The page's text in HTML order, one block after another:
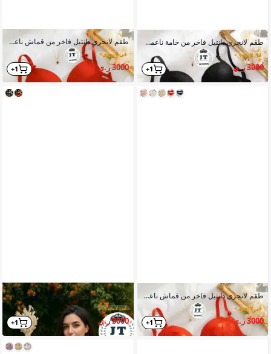
طقم لانجري دانتيل فاخر من خامة ناعمة عالية الجودة مع بطانة خفيفة
في لانجري>
3000 ر.ي 1+
طقم لانجري دانتيل فاخر من قماش ناعم مع حمالة صدر مبطنة وشرائط حريرية
في لانجري>
3000 ر.ي 1+
طقم لانجري دانتيل فاخر من قماش ناعم مع حمالة صدر مبطنة وشرائط حريرية
في لانجري>
3000 ر.ي 1+
لانجري تركي قصير 2 قطع لبانه ناعم حرير فضيييع
في لانجري>
3000 ر.ي 1+